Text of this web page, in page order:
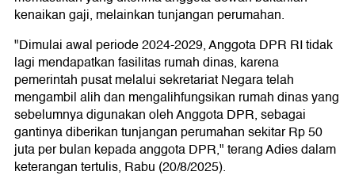
kenaikan gaji, melainkan tunjangan perumahan.
"Dimulai awal periode 2024-2029, Anggota DPR RI tidak
lagi mendapatkan fasilitas rumah dinas, karena
pemerintah pusat melalui sekretariat Negara telah
mengambil alih dan mengalihfungsikan rumah dinas yang
sebelumnya digunakan oleh Anggota DPR, sebagai
gantinya diberikan tunjangan perumahan sekitar Rp 50
juta per bulan kepada anggota DPR," terang Adies dalam
keterangan tertulis, Rabu (20/8/2025).